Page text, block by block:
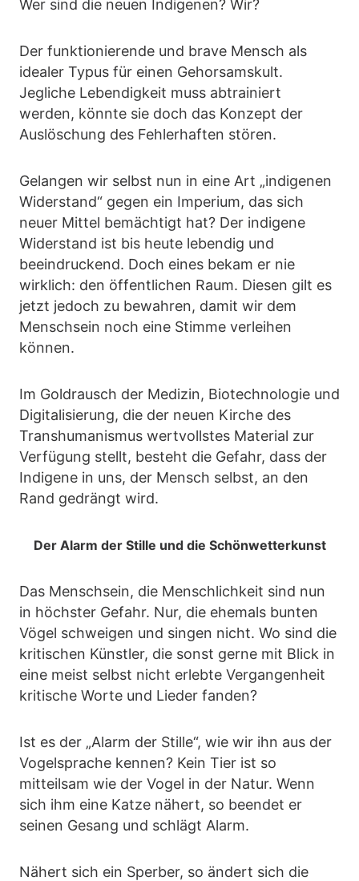
Wer sind die neuen Indigenen? Wir?
Der funktionierende und brave Mensch als
idealer Typus für einen Gehorsamskult.
Jegliche Lebendigkeit muss abtrainiert
werden, könnte sie doch das Konzept der
Auslöschung des Fehlerhaften stören.
Gelangen wir selbst nun in eine Art „indigenen
Widerstand“ gegen ein Imperium, das sich
neuer Mittel bemächtigt hat? Der indigene
Widerstand ist bis heute lebendig und
beeindruckend. Doch eines bekam er nie
wirklich: den öffentlichen Raum. Diesen gilt es
jetzt jedoch zu bewahren, damit wir dem
Menschsein noch eine Stimme verleihen
können.
Im Goldrausch der Medizin, Biotechnologie und
Digitalisierung, die der neuen Kirche des
Transhumanismus wertvollstes Material zur
Verfügung stellt, besteht die Gefahr, dass der
Indigene in uns, der Mensch selbst, an den
Rand gedrängt wird.
Der Alarm der Stille und die Schönwetterkunst
Das Menschsein, die Menschlichkeit sind nun
in höchster Gefahr. Nur, die ehemals bunten
Vögel schweigen und singen nicht. Wo sind die
kritischen Künstler, die sonst gerne mit Blick in
eine meist selbst nicht erlebte Vergangenheit
kritische Worte und Lieder fanden?
Ist es der „Alarm der Stille“, wie wir ihn aus der
Vogelsprache kennen? Kein Tier ist so
mitteilsam wie der Vogel in der Natur. Wenn
sich ihm eine Katze nähert, so beendet er
seinen Gesang und schlägt Alarm.
Nähert sich ein Sperber, so ändert sich die